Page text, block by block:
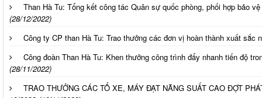
Than Hà Tu: Tổng kết công tác Quân sự quốc phòng, phối hợp bảo
(28/12/2022)
Công ty CP than Hà Tu: Trao thưởng các đơn vị hoàn thành xuất sắc
Công đoàn Than Hà Tu: Khen thưởng công trình đẩy nhanh tiến độ
(28/11/2022)
TRAO THƯỞNG CÁC TỔ XE, MÁY ĐẠT NĂNG SUẤT CAO ĐỢT